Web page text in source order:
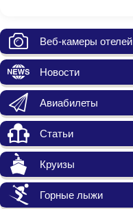
Веб-камеры отелей
Новости
Авиабилеты
Статьи
Круизы
Горные лыжи